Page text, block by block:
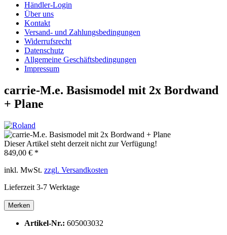
Händler-Login
Über uns
Kontakt
Versand- und Zahlungsbedingungen
Widerrufsrecht
Datenschutz
Allgemeine Geschäftsbedingungen
Impressum
carrie-M.e. Basismodel mit 2x Bordwand
+ Plane
Dieser Artikel steht derzeit nicht zur Verfügung!
849,00 € *
inkl. MwSt. zzgl. Versandkosten
Lieferzeit 3-7 Werktage
Merken
Artikel-Nr.: 605003032